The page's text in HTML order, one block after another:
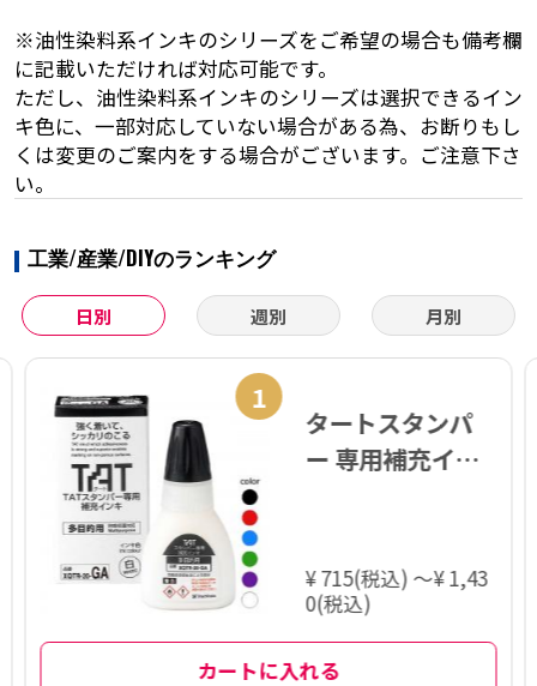
※油性染料系インキのシリーズをご希望の場合も備考欄
に記載いただければ対応可能です。
ただし、油性染料系インキのシリーズは選択できるイン
キ色に、一部対応していない場合がある為、お断りもし
くは変更のご案内をする場合がございます。ご注意下さ
い。
工業/産業/DIYのランキング
日別 週別 月別
1
タートスタンパ
ー 専用補充イン
A】
¥ 715(税込) ～¥ 1,43
0(税込)
カートに入れる